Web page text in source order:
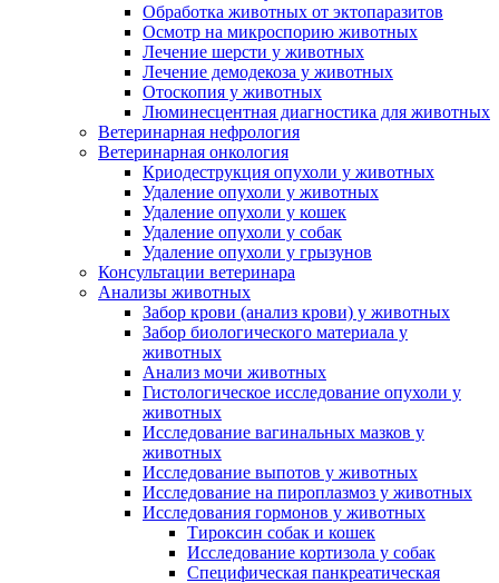
Обработка животных от эктопаразитов
Осмотр на микроспорию животных
Лечение шерсти у животных
Лечение демодекоза у животных
Отоскопия у животных
Люминесцентная диагностика для животных
Ветеринарная нефрология
Ветеринарная онкология
Криодеструкция опухоли у животных
Удаление опухоли у животных
Удаление опухоли у кошек
Удаление опухоли у собак
Удаление опухоли у грызунов
Консультации ветеринара
Анализы животных
Забор крови (анализ крови) у животных
Забор биологического материала у
животных
Анализ мочи животных
Гистологическое исследование опухоли у
животных
Исследование вагинальных мазков у
животных
Исследование выпотов у животных
Исследование на пироплазмоз у животных
Исследования гормонов у животных
Тироксин собак и кошек
Исследование кортизола у собак
Специфическая панкреатическая